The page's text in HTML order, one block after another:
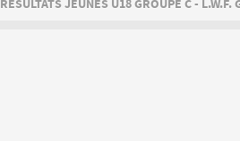
RÉSULTATS JEUNES U18 GROUPE C - L.W.F.